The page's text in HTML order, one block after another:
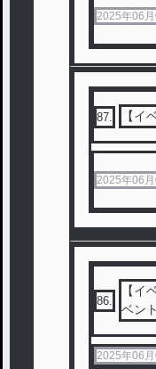
2025年06月
87 【イ
2025年06月
86.
【イ
ベン
2025年06